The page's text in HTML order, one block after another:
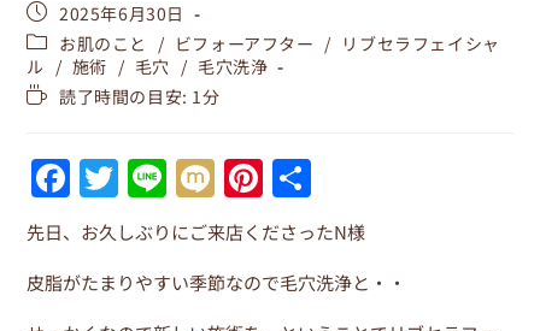
2025年6月30日
お肌のこと
/ ビフォーアフター / リブセラフェイシャ
ル / 施術 / 毛穴 / 毛穴洗浄
読了時間の目安: 1分
F
a
c
e
T
w
itt
er
Li
n
e
M
ix
i
Pi
nt
er
e
有
先日、お久しぶりにご来店くださったN様
皮脂がたまりやすい季節なので毛穴洗浄と・・